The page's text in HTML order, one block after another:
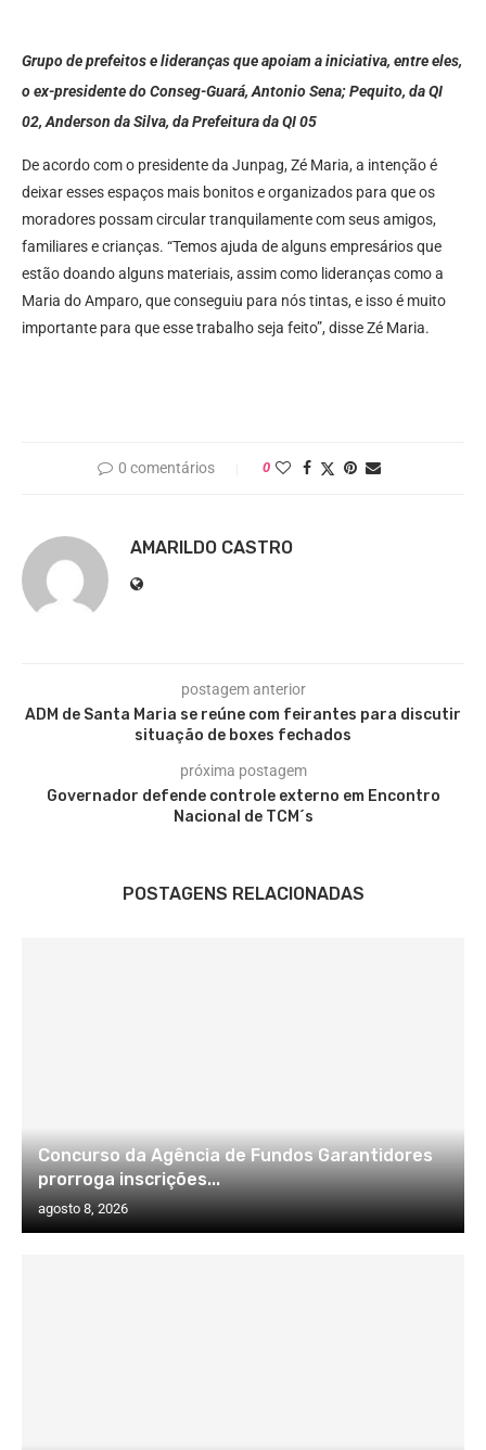
Grupo de prefeitos e lideranças que apoiam a iniciativa, entre eles,
o ex-presidente do Conseg-Guará, Antonio Sena; Pequito, da QI
02, Anderson da Silva, da Prefeitura da QI 05
De acordo com o presidente da Junpag, Zé Maria, a intenção é
deixar esses espaços mais bonitos e organizados para que os
moradores possam circular tranquilamente com seus amigos,
familiares e crianças. “Temos ajuda de alguns empresários que
estão doando alguns materiais, assim como lideranças como a
Maria do Amparo, que conseguiu para nós tintas, e isso é muito
importante para que esse trabalho seja feito”, disse Zé Maria.
0 comentários 0
AMARILDO CASTRO
postagem anterior
ADM de Santa Maria se reúne com feirantes para discutir
situação de boxes fechados
próxima postagem
Governador defende controle externo em Encontro
Nacional de TCM´s
POSTAGENS RELACIONADAS
Concurso da Agência de Fundos Garantidores
prorroga inscrições...
agosto 8, 2026